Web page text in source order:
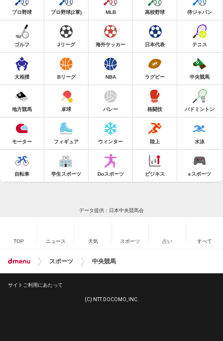
プロ野球 プロ野球(2軍) MLB 高校野球 侍ジャパン
ゴルフ Jリーグ 海外サッカー 日本代表 テニス
大相撲 Bリーグ NBA ラグビー 中央競馬
地方競馬 卓球 バレー 格闘技 バドミントン
モーター フィギュア ウィンター 陸上 水泳
自転車 学生スポーツ Doスポーツ ビジネス eスポーツ
データ提供：日本中央競馬会
TOP ニュース 天気 スポーツ 占い すべて
スポーツ 中央競馬
サイトご利用にあたって
(C) NTT DOCOMO, INC.